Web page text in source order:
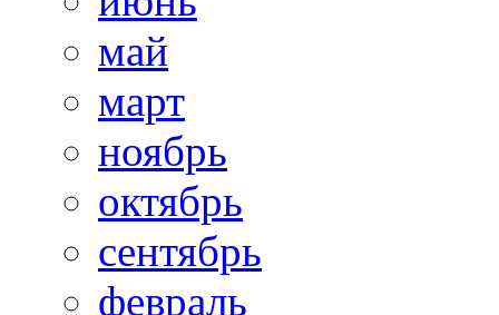
май
март
ноябрь
октябрь
сентябрь
февраль